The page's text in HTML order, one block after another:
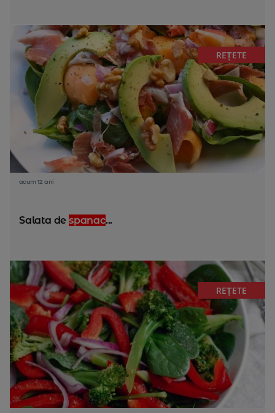
REȚETE
acum 12 ani
Salata despanac...
REȚETE